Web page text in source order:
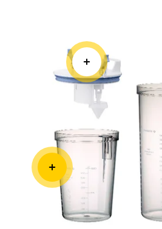
Hurtigt at samle
sekunder.